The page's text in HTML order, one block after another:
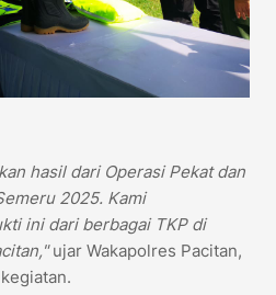
hasil dari Operasi Pekat dan
2025. Kami
ini dari berbagai TKP di
ujar Wakapolres Pacitan,